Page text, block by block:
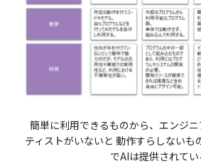
簡単に利用できるものから、エンジ
ティストがいないと 動作すらしないも
でAIは提供されてい